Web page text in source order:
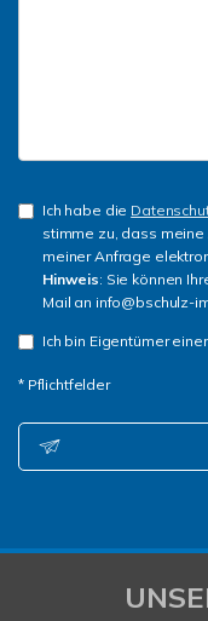
Ich habe die
stimme zu, dass
meiner Anfrage
Hinweis: Sie können
Mail an info@bschulz-
Ich bin Eigentümer
* Pflichtfelder